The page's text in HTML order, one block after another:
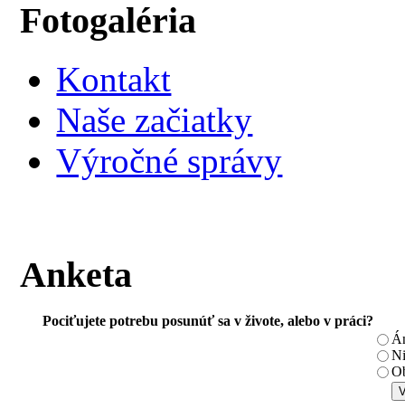
Fotogaléria
Kontakt
Naše začiatky
Výročné správy
Anketa
Pociťujete potrebu posunúť sa v živote, alebo v práci?